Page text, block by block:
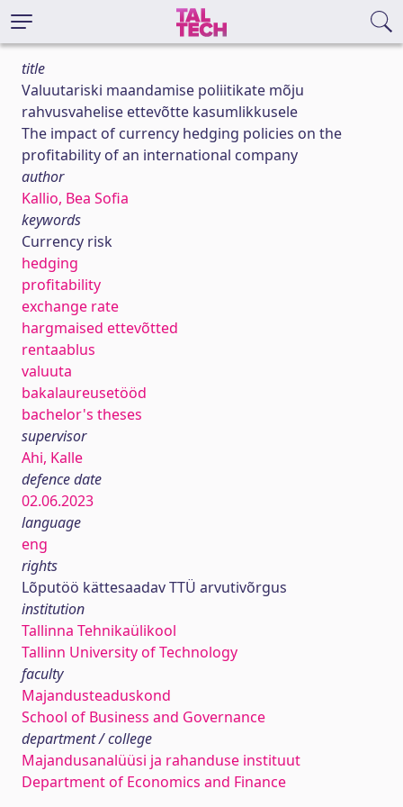
title
Valuutariski maandamise poliitikate mõju
rahvusvahelise ettevõtte kasumlikkusele
The impact of currency hedging policies on the
profitability of an international company
author
Kallio, Bea Sofia
keywords
Currency risk
hedging
profitability
exchange rate
hargmaised ettevõtted
rentaablus
valuuta
bakalaureusetööd
bachelor's theses
supervisor
Ahi, Kalle
defence date
02.06.2023
language
eng
rights
Lõputöö kättesaadav TTÜ arvutivõrgus
institution
Tallinna Tehnikaülikool
Tallinn University of Technology
faculty
Majandusteaduskond
School of Business and Governance
department / college
Majandusanalüüsi ja rahanduse instituut
Department of Economics and Finance